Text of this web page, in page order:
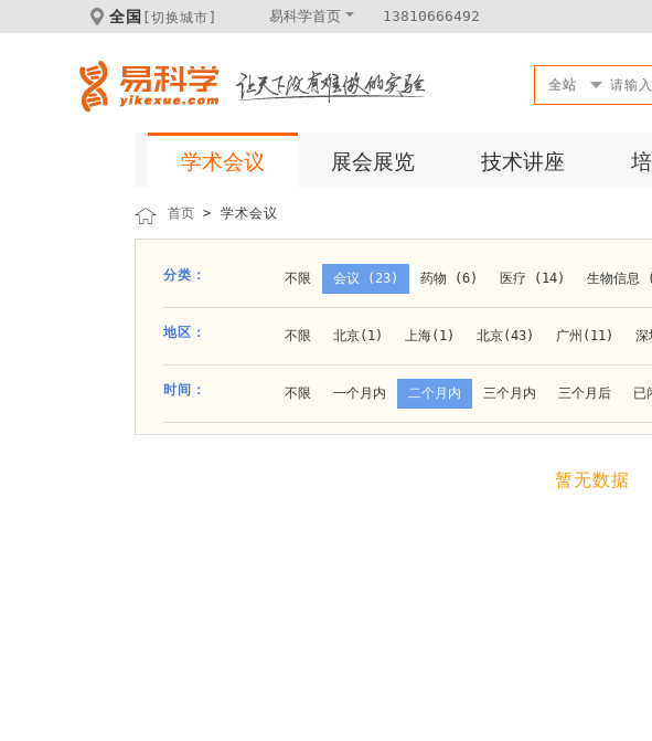
全国 [切换城市] 易科学首页 13810666492
全站
学术会议 展会展览 技术讲座
首页 > 学术会议
分类： 不限 会议 (23) 药物 (6) 医疗 (14) 生物信息
材料 (11) 材料化工 (1) 新材料 (1)
地区： 不限 北京(1) 上海(1) 北京(43) 广州(11)
石家庄(1) 郑州(1)
时间： 不限 一个月内 二个月内 三个月内 三个月后 已
暂无数据